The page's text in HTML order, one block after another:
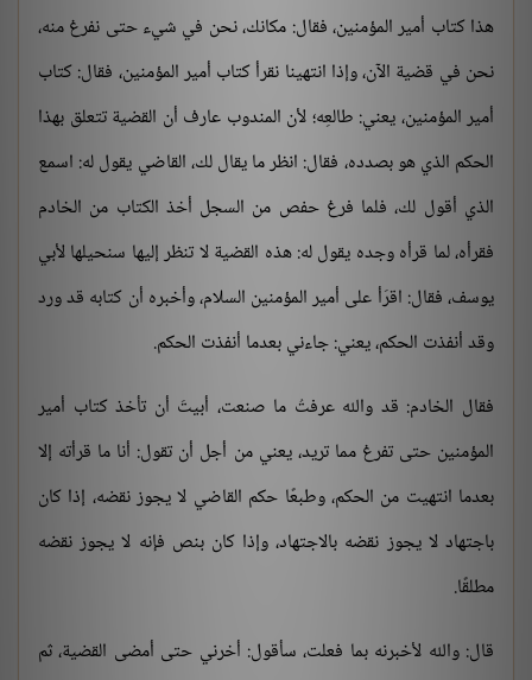
هذا كتاب أمير المؤمنين، فقال: مكانك، نحن في شيء حتى نفرغ منه،
نحن في قضية الآن، وإذا انتهينا نقرأ كتاب أمير المؤمنين، فقال: كتاب
أمير المؤمنين، يعني: طالعِه؛ لأن المندوب عارف أن القضية تتعلق بهذا
الحكم الذي هو بصدده، فقال: انظر ما يقال لك، القاضي يقول له: اسمع
الذي أقول لك، فلما فرغ حفص من السجل أخذ الكتاب من الخادم
فقرأه، لما قرأه وجده يقول له: هذه القضية لا تنظر إليها سنحيلها لأبي
يوسف، فقال: اقرَأ على أمير المؤمنين السلام، وأخبره أن كتابه قد ورد
وقد أنفذت الحكم، يعني: جاءني بعدما أنفذت الحكم.
فقال الخادم: قد والله عرفتُ ما صنعت، أبيتَ أن تأخذ كتاب أمير
المؤمنين حتى تفرغ مما تريد، يعني من أجل أن تقول: أنا ما قرأته إلا
بعدما انتهيت من الحكم، وطبعًا حكم القاضي لا يجوز نقضه، إذا كان
باجتهاد لا يجوز نقضه بالاجتهاد، وإذا كان بنص فإنه لا يجوز نقضه
مطلقًا.
قال: والله لأخبرنه بما فعلت، سأقول: أخرني حتى أمضى القضية، ثم